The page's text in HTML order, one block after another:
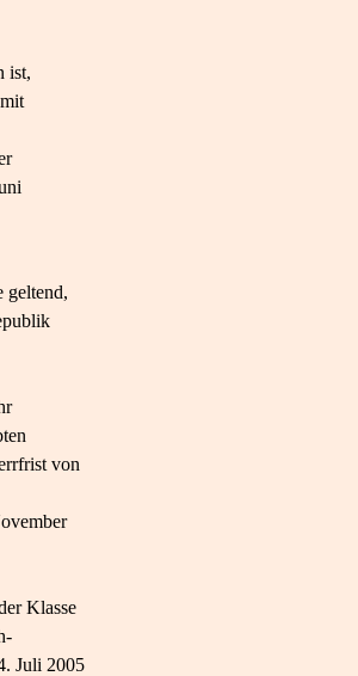
ist,
geltend,
von
Klasse
Juli 2005